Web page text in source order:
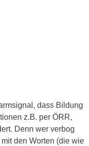
dass Bildung
z.B. per ÖRR,
Denn wer verbog
mit den Worten (die wie